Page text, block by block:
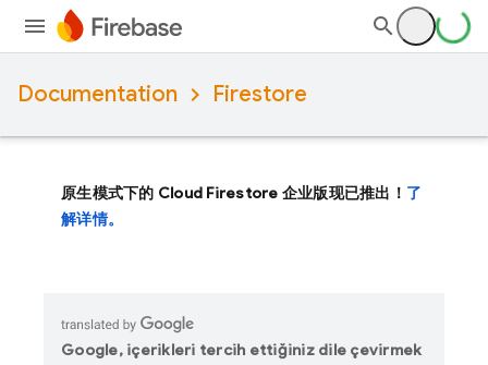
Documentation Firestore
原生模式下的 Cloud Firestore 企业版现已推出！ 了
解详情。
Google, içerikleri tercih ettiğiniz dile çevirmek